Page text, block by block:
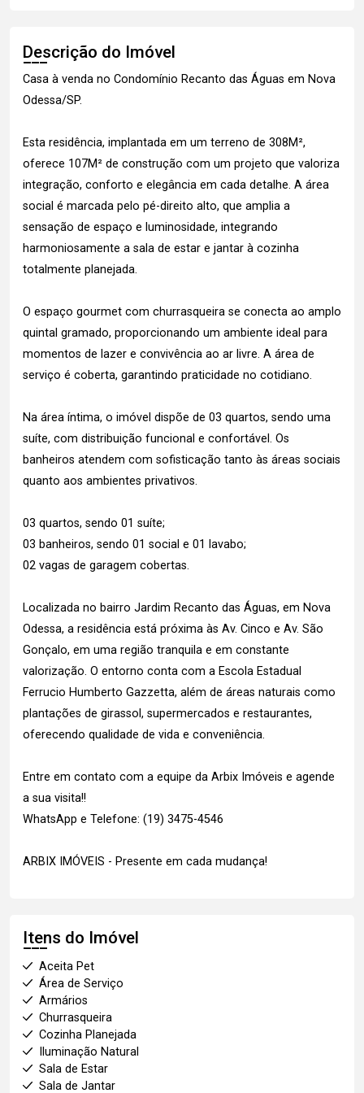
Descrição do Imóvel
Casa à venda no Condomínio Recanto das Águas em Nova
Odessa/SP.
Esta residência, implantada em um terreno de 308M²,
oferece 107M² de construção com um projeto que valoriza
integração, conforto e elegância em cada detalhe. A área
social é marcada pelo pé-direito alto, que amplia a
sensação de espaço e luminosidade, integrando
harmoniosamente a sala de estar e jantar à cozinha
totalmente planejada.
O espaço gourmet com churrasqueira se conecta ao amplo
quintal gramado, proporcionando um ambiente ideal para
momentos de lazer e convivência ao ar livre. A área de
serviço é coberta, garantindo praticidade no cotidiano.
Na área íntima, o imóvel dispõe de 03 quartos, sendo uma
suíte, com distribuição funcional e confortável. Os
banheiros atendem com sofisticação tanto às áreas sociais
quanto aos ambientes privativos.
03 quartos, sendo 01 suíte;
03 banheiros, sendo 01 social e 01 lavabo;
02 vagas de garagem cobertas.
Localizada no bairro Jardim Recanto das Águas, em Nova
Odessa, a residência está próxima às Av. Cinco e Av. São
Gonçalo, em uma região tranquila e em constante
valorização. O entorno conta com a Escola Estadual
Ferrucio Humberto Gazzetta, além de áreas naturais como
plantações de girassol, supermercados e restaurantes,
oferecendo qualidade de vida e conveniência.
Entre em contato com a equipe da Arbix Imóveis e agende
a sua visita!!
WhatsApp e Telefone: (19) 3475-4546
ARBIX IMÓVEIS - Presente em cada mudança!
Itens do Imóvel
Aceita Pet
Área de Serviço
Armários
Churrasqueira
Cozinha Planejada
Iluminação Natural
Sala de Estar
Sala de Jantar